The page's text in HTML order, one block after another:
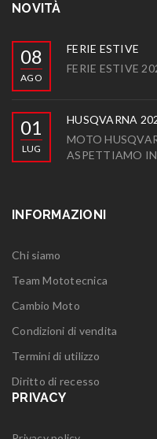
NOVITÀ
08
AGO
FERIE ESTIVE
FERIE ESTIVE
01
LUG
HUSQVARNA
MOTO
ASPETTIAMO
INFORMAZIONI
Chi siamo
Team Mototecnica
Cambio Moto
Condizioni di vendita
Termini di utilizzo
Diritto di recesso
PRIVACY